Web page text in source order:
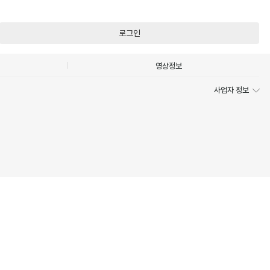
로그인
영상정보
사업자 정보